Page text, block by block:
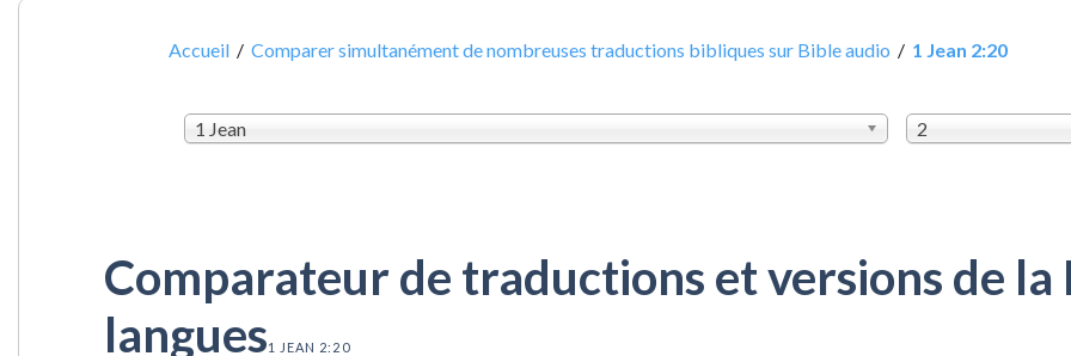
Accueil /Comparer simultanément de nombreuses traductions bibliques sur Bible audio / 1 Jean 2:20
1 Jean 2
Comparateur de traductions et versions de la
langues1 JEAN 2:20